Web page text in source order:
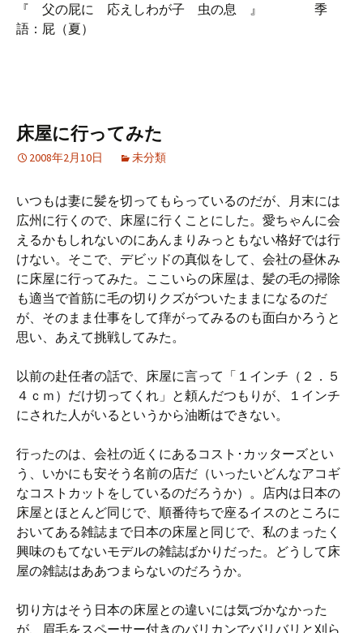
『 父の屁に 応えしわが子 虫の息 』 季
語：屁（夏）
床屋に行ってみた
2008年2月10日 未分類
いつもは妻に髪を切ってもらっているのだが、月末には
広州に行くので、床屋に行くことにした。愛ちゃんに会
えるかもしれないのにあんまりみっともない格好では行
けない。そこで、デビッドの真似をして、会社の昼休み
に床屋に行ってみた。ここいらの床屋は、髪の毛の掃除
も適当で首筋に毛の切りクズがついたままになるのだ
が、そのまま仕事をして痒がってみるのも面白かろうと
思い、あえて挑戦してみた。
以前の赴任者の話で、床屋に言って「１インチ（２．５
４ｃｍ）だけ切ってくれ」と頼んだつもりが、１インチ
にされた人がいるというから油断はできない。
行ったのは、会社の近くにあるコスト･カッターズとい
う、いかにも安そう名前の店だ（いったいどんなアコギ
なコストカットをしているのだろうか）。店内は日本の
床屋とほとんど同じで、順番待ちで座るイスのところに
おいてある雑誌まで日本の床屋と同じで、私のまったく
興味のもてないモデルの雑誌ばかりだった。どうして床
屋の雑誌はああつまらないのだろうか。
切り方はそう日本の床屋との違いには気づかなかった
が、眉毛をスペーサー付きのバリカンでバリバリと刈ら